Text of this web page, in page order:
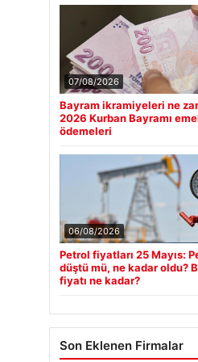
07/08/2026
Bayram ikramiyeleri ne
2026 Kurban Bayramı
ödemeleri
06/08/2026
Petrol fiyatları 25 Mayıs:
düştü mü, ne kadar oldu?
fiyatı ne kadar?
Son Eklenen Firmalar